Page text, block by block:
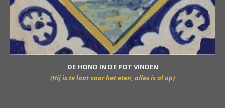
DE HOND IN DE POT VINDEN
(Hij is te laat voor het eten, alles is al op)